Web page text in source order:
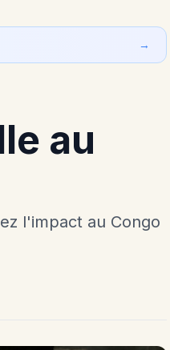
→
au
l'impact au Congo